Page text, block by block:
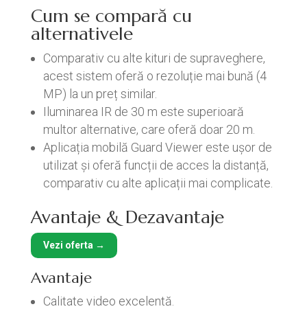
Cum se compară cu
alternativele
Comparativ cu alte kituri de supraveghere,
acest sistem oferă o rezoluție mai bună (4
MP) la un preț similar.
Iluminarea IR de 30 m este superioară
multor alternative, care oferă doar 20 m.
Aplicația mobilă Guard Viewer este ușor de
utilizat și oferă funcții de acces la distanță,
comparativ cu alte aplicații mai complicate.
Avantaje & Dezavantaje
Vezi oferta →
Avantaje
Calitate video excelentă.